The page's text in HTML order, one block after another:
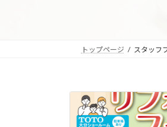
トップページ スタッフ